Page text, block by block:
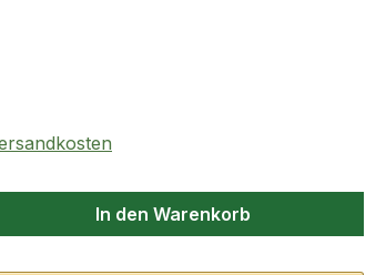
den gewünschten Wert
In den Warenkorb